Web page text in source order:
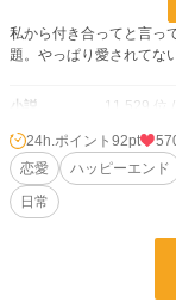
私から付き合ってと言っ
題。やっぱり愛されてな
小説 11,529 位
恋愛 5,162 位 /
お気に入り 92
24h.ポイント 92pt
恋愛
ハッピーエンド
日常